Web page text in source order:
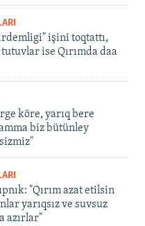
işini toqtattı,
ise Qırımda daa
köre, yarıq bere
biz bütünley
"Qırım azat etilsin
yarıqsız ve suvsuz
azırlar"